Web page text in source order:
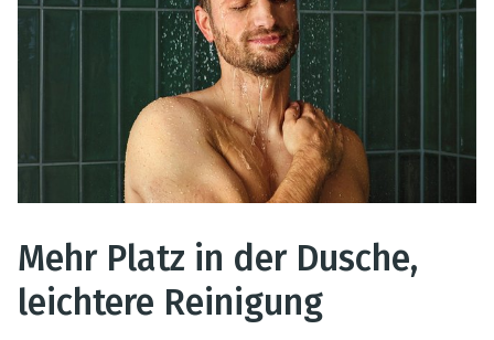
Mehr Platz in der Dusche,
leichtere Reinigung